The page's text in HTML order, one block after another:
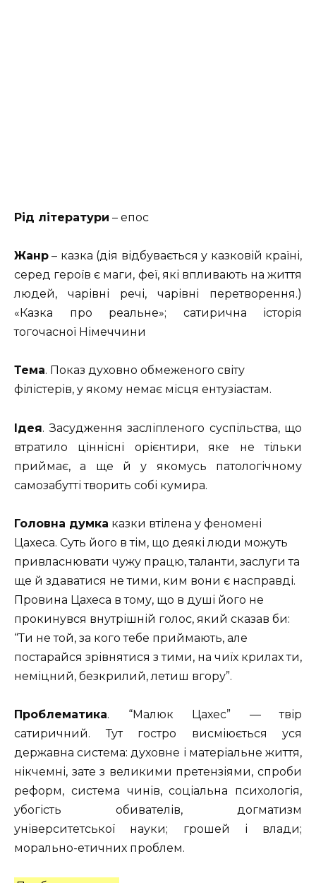
Рід літератури – епос
Жанр – казка (дія відбувається у казковій країні,
серед героїв є маги, феї, які впливають на життя
людей, чарівні речі, чарівні перетворення.)
«Казка про реальне»; сатирична історія
тогочасної Німеччини
Тема. Показ духовно обмеженого світу
філістерів, у якому немає місця ентузіастам.
Ідея. Засудження засліпленого суспільства, що
втратило ціннісні орієнтири, яке не тільки
приймає, а ще й у якомусь патологічному
самозабутті творить собі кумира.
Головна думка казки втілена у феномені
Цахеса. Суть його в тім, що деякі люди можуть
привласнювати чужу працю, таланти, заслуги та
ще й здаватися не тими, ким вони є насправді.
Провина Цахеса в тому, що в душі його не
прокинувся внутрішній голос, який сказав би:
“Ти не той, за кого тебе приймають, але
постарайся зрівнятися з тими, на чиїх крилах ти,
неміцний, безкрилий, летиш вгору”.
Проблематика. “Малюк Цахес” — твір
сатиричний. Тут гостро висміюється уся
державна система: духовне і матеріальне життя,
нікчемні, зате з великими претензіями, спроби
реформ, система чинів, соціальна психологія,
убогість обивателів, догматизм
університетської науки; грошей і влади;
морально-етичних проблем.